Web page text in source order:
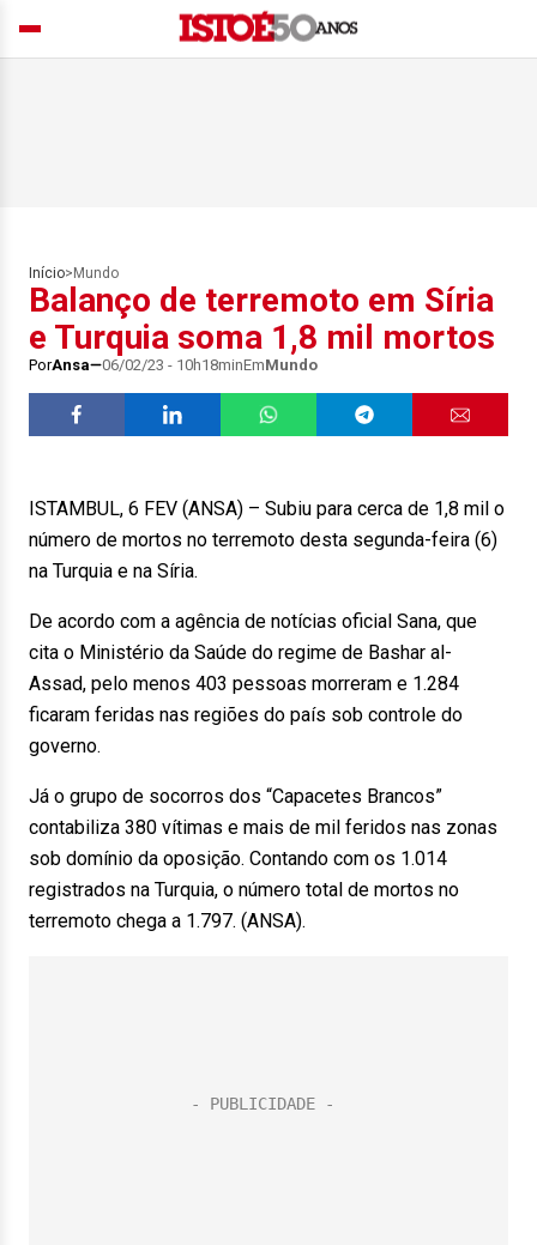
Início> Mundo
Balanço de terremoto em Síria
e Turquia soma 1,8 mil mortos
PorAnsa 06/02/23 - 10h18minEmMundo
ISTAMBUL, 6 FEV (ANSA) – Subiu para cerca de 1,8 mil o
número de mortos no terremoto desta segunda-feira (6)
na Turquia e na Síria.
De acordo com a agência de notícias oficial Sana, que
cita o Ministério da Saúde do regime de Bashar al-
Assad, pelo menos 403 pessoas morreram e 1.284
ficaram feridas nas regiões do país sob controle do
governo.
Já o grupo de socorros dos “Capacetes Brancos”
contabiliza 380 vítimas e mais de mil feridos nas zonas
sob domínio da oposição. Contando com os 1.014
registrados na Turquia, o número total de mortos no
terremoto chega a 1.797. (ANSA).